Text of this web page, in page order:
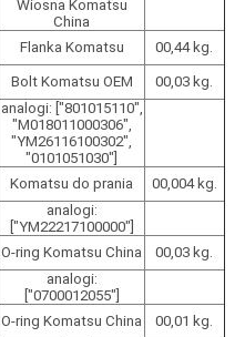
Wiosna Komatsu
China
Flanka Komatsu 00,44 kg.
Bolt Komatsu OEM
00,03 kg.
analogi: ["801015110",
"M018011000306",
"YM26116100302",
"0101051030"]
Komatsu do prania
00,004 kg.
analogi:
["YM22217100000"]
O-ring Komatsu China
00,03 kg.
analogi:
["0700012055"]
O-ring Komatsu China
00,01 kg.